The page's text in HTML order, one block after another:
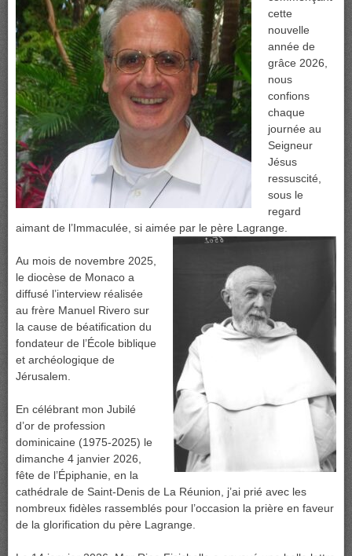
cette
nouvelle
année de
grâce 2026,
nous
confions
chaque
journée au
Seigneur
Jésus
ressuscité,
sous le
regard
aimant de l’Immaculée, si aimée par le père Lagrange.
Au mois de novembre 2025,
le diocèse de Monaco a
diffusé l’interview réalisée
au frère Manuel Rivero sur
la cause de béatification du
fondateur de l’École biblique
et archéologique de
Jérusalem.
En célébrant mon Jubilé
d’or de profession
dominicaine (1975-2025) le
dimanche 4 janvier 2026,
fête de l’Épiphanie, en la
cathédrale de Saint-Denis de La Réunion, j’ai prié avec les
nombreux fidèles rassemblés pour l’occasion la prière en faveur
de la glorification du père Lagrange.